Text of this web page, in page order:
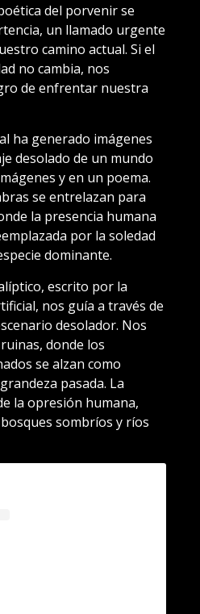
del porvenir se
un llamado urgente
camino actual. Si el
no cambia, nos
de enfrentar nuestra
ha generado imágenes
desolado de un mundo
y en un poema.
se entrelazan para
la presencia humana
por la soledad
dominante.
escrito por la
nos guía a través de
desolador. Nos
donde los
se alzan como
pasada. La
la opresión humana,
sombríos y ríos